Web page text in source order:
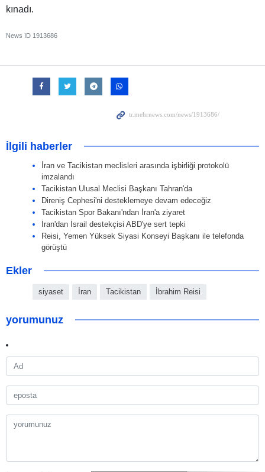
kınadı.
News ID 1913686
İlgili haberler
İran ve Tacikistan meclisleri arasında işbirliği protokolü
imzalandı
Tacikistan Ulusal Meclisi Başkanı Tahran'da
Direniş Cephesi'ni desteklemeye devam edeceğiz
Tacikistan Spor Bakanı'ndan İran'a ziyaret
İran'dan İsrail destekçisi ABD'ye sert tepki
Reisi, Yemen Yüksek Siyasi Konseyi Başkanı ile telefonda
görüştü
Ekler
siyaset İran Tacikistan İbrahim Reisi
yorumunuz